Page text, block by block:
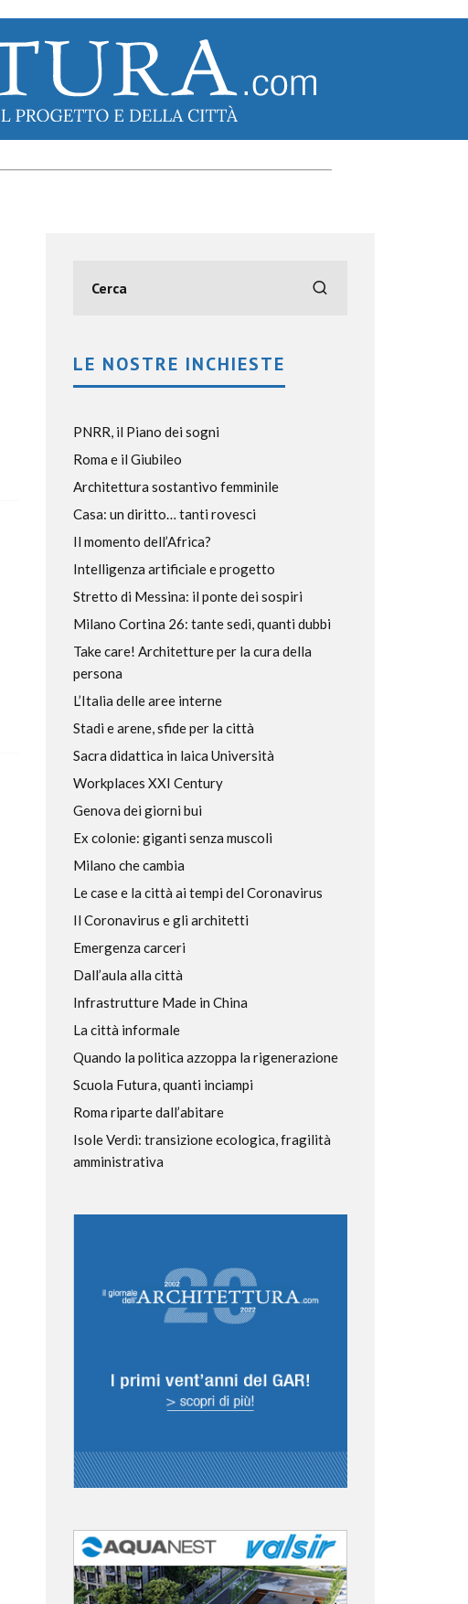
LE NOSTRE INCHIESTE
PNRR, il Piano dei sogni
Roma e il Giubileo
Architettura sostantivo femminile
Casa: un diritto… tanti rovesci
Il momento dell’Africa?
Intelligenza artificiale e progetto
Stretto di Messina: il ponte dei sospiri
Milano Cortina 26: tante sedi, quanti dubbi
Take care! Architetture per la cura della
persona
L’Italia delle aree interne
Stadi e arene, sfide per la città
Sacra didattica in laica Università
Workplaces XXI Century
Genova dei giorni bui
Ex colonie: giganti senza muscoli
Milano che cambia
Le case e la città ai tempi del Coronavirus
Il Coronavirus e gli architetti
Emergenza carceri
Dall’aula alla città
Infrastrutture Made in China
La città informale
Quando la politica azzoppa la rigenerazione
Scuola Futura, quanti inciampi
Roma riparte dall’abitare
Isole Verdi: transizione ecologica, fragilità
amministrativa